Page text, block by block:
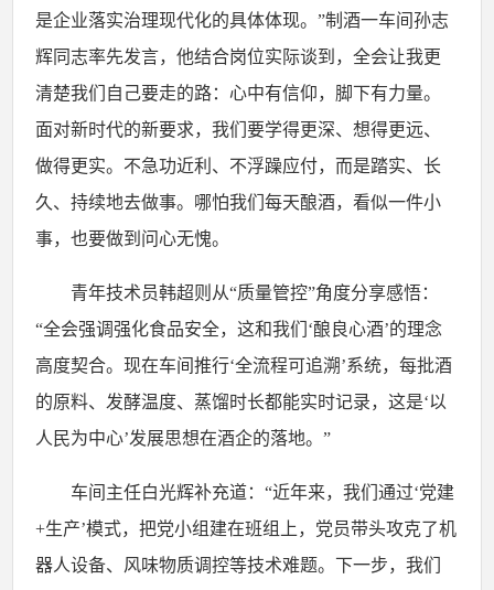
是企业落实治理现代化的具体体现。”制酒一车间孙志
辉同志率先发言，他结合岗位实际谈到，全会让我更
清楚我们自己要走的路：心中有信仰，脚下有力量。
面对新时代的新要求，我们要学得更深、想得更远、
做得更实。不急功近利、不浮躁应付，而是踏实、长
久、持续地去做事。哪怕我们每天酿酒，看似一件小
事，也要做到问心无愧。
青年技术员韩超则从“质量管控”角度分享感悟：
“全会强调强化食品安全，这和我们‘酿良心酒’的理念
高度契合。现在车间推行‘全流程可追溯’系统，每批酒
的原料、发酵温度、蒸馏时长都能实时记录，这是‘以
人民为中心’发展思想在酒企的落地。”
车间主任白光辉补充道：“近年来，我们通过‘党建
+生产’模式，把党小组建在班组上，党员带头攻克了机
器人设备、风味物质调控等技术难题。下一步，我们